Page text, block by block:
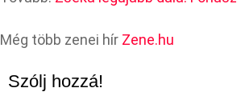
Még több zenei hír Zene.hu
Szólj hozzá!